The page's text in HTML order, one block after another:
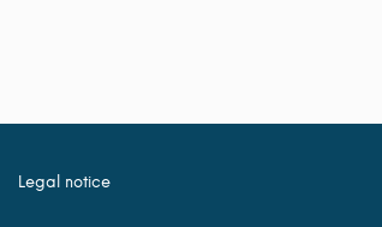
Legal notice